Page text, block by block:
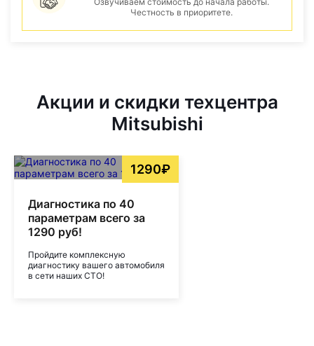
Честность в приоритете.
Акции и скидки техцентра
Mitsubishi
1290₽
Диагностика по 40
параметрам всего за
1290 руб!
Пройдите комплексную
диагностику вашего автомобиля
в сети наших СТО!